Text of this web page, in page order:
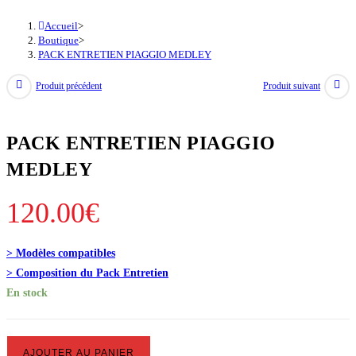
Accueil>
Boutique>
PACK ENTRETIEN PIAGGIO MEDLEY
Produit précédent Produit suivant
PACK ENTRETIEN PIAGGIO
MEDLEY
120.00€
> Modèles compatibles
> Composition du Pack Entretien
En stock
AJOUTER AU PANIER